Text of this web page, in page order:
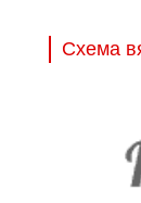
Схема